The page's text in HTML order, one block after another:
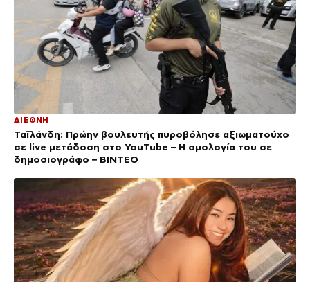
ΔΙΕΘΝΗ
Ταϊλάνδη: Πρώην βουλευτής πυροβόλησε αξιωματούχο
σε live μετάδοση στο YouTube – Η ομολογία του σε
δημοσιογράφο – ΒΙΝΤΕΟ